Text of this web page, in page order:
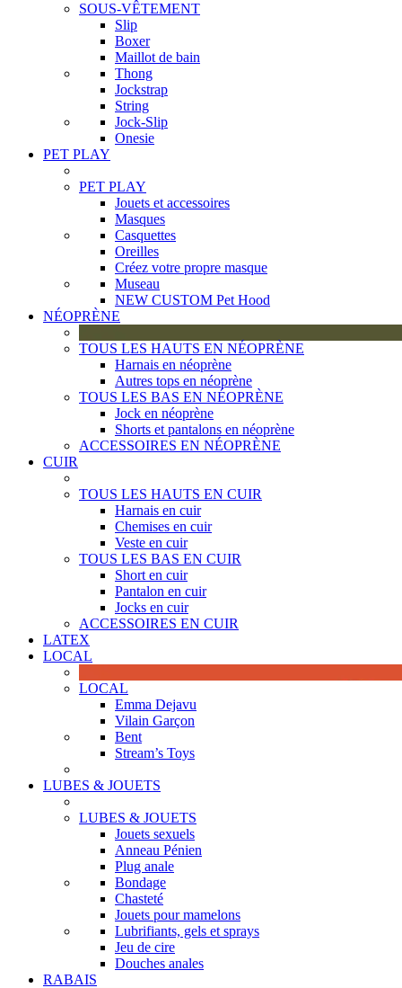
SOUS-VÊTEMENT
Slip
Boxer
Maillot de bain
Thong
Jockstrap
String
Jock-Slip
Onesie
PET PLAY
PET PLAY
Jouets et accessoires
Masques
Casquettes
Oreilles
Créez votre propre masque
Museau
NEW CUSTOM Pet Hood
NÉOPRÈNE
TOUS LES HAUTS EN NÉOPRÈNE
Harnais en néoprène
Autres tops en néoprène
TOUS LES BAS EN NÉOPRÈNE
Jock en néoprène
Shorts et pantalons en néoprène
ACCESSOIRES EN NÉOPRÈNE
CUIR
TOUS LES HAUTS EN CUIR
Harnais en cuir
Chemises en cuir
Veste en cuir
TOUS LES BAS EN CUIR
Short en cuir
Pantalon en cuir
Jocks en cuir
ACCESSOIRES EN CUIR
LATEX
LOCAL
LOCAL
Emma Dejavu
Vilain Garçon
Bent
Stream’s Toys
LUBES & JOUETS
LUBES & JOUETS
Jouets sexuels
Anneau Pénien
Plug anale
Bondage
Chasteté
Jouets pour mamelons
Lubrifiants, gels et sprays
Jeu de cire
Douches anales
RABAIS